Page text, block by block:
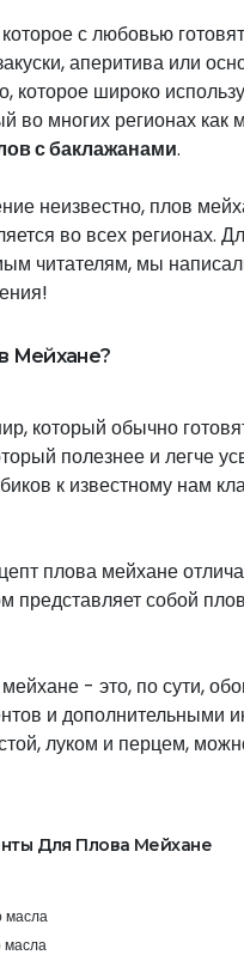
с любовью
аперитива или
которое широко
во многих регионах
с баклажанами.
неизвестно, плов
во всех
читателям, мы
Мейхане?
который обычно
полезнее и легче
к известному нам
плова мейхане
представляет собой
- это, по сути,
и дополнительными
луком и перцем,
Для Плова Мейхане
масла
масла